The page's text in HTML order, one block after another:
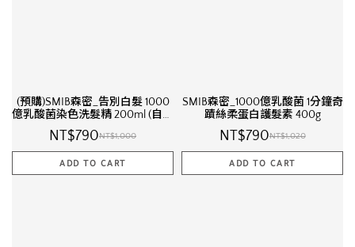
(預購)SMIB森密_告別白髮 1000
億乳酸菌染色洗髮精 200ml (自然
棕)
NT$790NT$1,000
SMIB森密_1000億乳酸菌 1分鐘奇
蹟絲柔蛋白護髮素 400g
NT$790NT$1,020